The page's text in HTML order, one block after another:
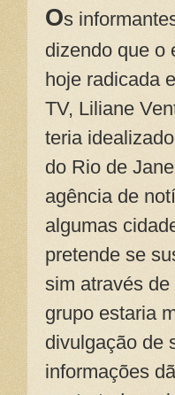
Os
dizendo que o
hoje radicada
TV, Liliane
teria
do Rio de
agência de
algumas
pretende se
sim através
grupo estaria
divulgação de
informações